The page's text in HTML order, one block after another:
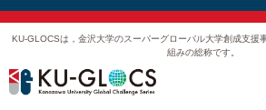
KU-GLOCSは，金沢大学のスーパーグローバル大学創成支援
組みの総称です。